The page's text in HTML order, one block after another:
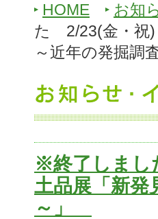
HOME お知
た 2/23(金・祝)
～近年の発掘調
※終了しま
土品展「新発
～」